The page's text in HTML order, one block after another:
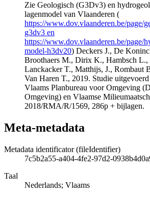
Zie Geologisch (G3Dv3) en
lagenmodel van Vlaanderen (
https://www.dov.vlaanderen.be/page/
g3dv3 en
https://www.dov.vlaanderen.be/page/
model-h3dv20) Deckers J., De
Broothaers M., Dirix K., Hambsch L.,
Lanckacker T., Matthijs, J., Rombaut
Van Haren T., 2019. Studie
Vlaams Planbureau voor Omgeving
Omgeving) en Vlaamse
2018/RMA/R/1569, 286p + bijlagen.
Meta-metadata
Metadata identificator (fileIdentifier)
7c5b2a55-a404-4fe2-97d2-
Taal
Nederlands; Vlaams